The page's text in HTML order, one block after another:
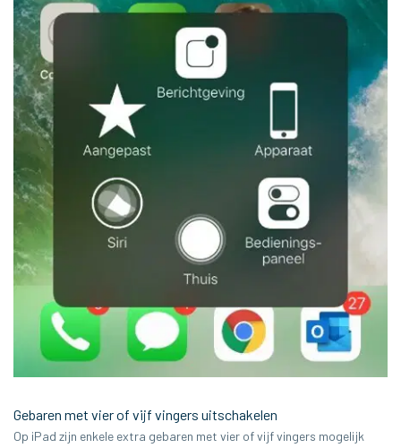
Gebaren met vier of vijf vingers uitschakelen
Op iPad zijn enkele extra gebaren met vier of vijf vingers mogelijk